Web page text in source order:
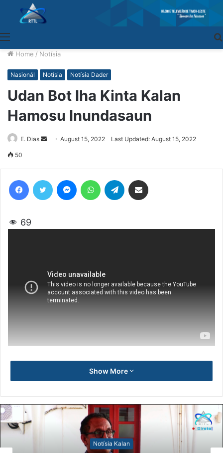
Home / Notísia
Nasionál Notísia Notísia Dader
Udan Bot Iha Kinta Kalan
Hamosu Inundasaun
E. Dias
SendAugust 15, 2022 Last Updated: August 15, 2022
50
69
Show More